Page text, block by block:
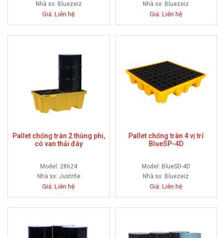
Nhà sx: Bluezeiz
Giá: Liên hệ
Nhà sx: Bluezeiz
Giá: Liên hệ
Pallet chống tràn 2 thùng phi,
có van thải đáy
Model: 28624
Nhà sx: Justrite
Giá: Liên hệ
Pallet chống tràn 4 vị trí
BlueSP-4D
Model: BlueSD-4D
Nhà sx: Bluezeiz
Giá: Liên hệ